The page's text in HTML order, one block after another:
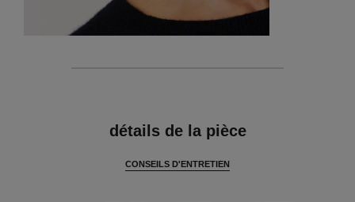
détails de la pièce
CONSEILS D'ENTRETIEN